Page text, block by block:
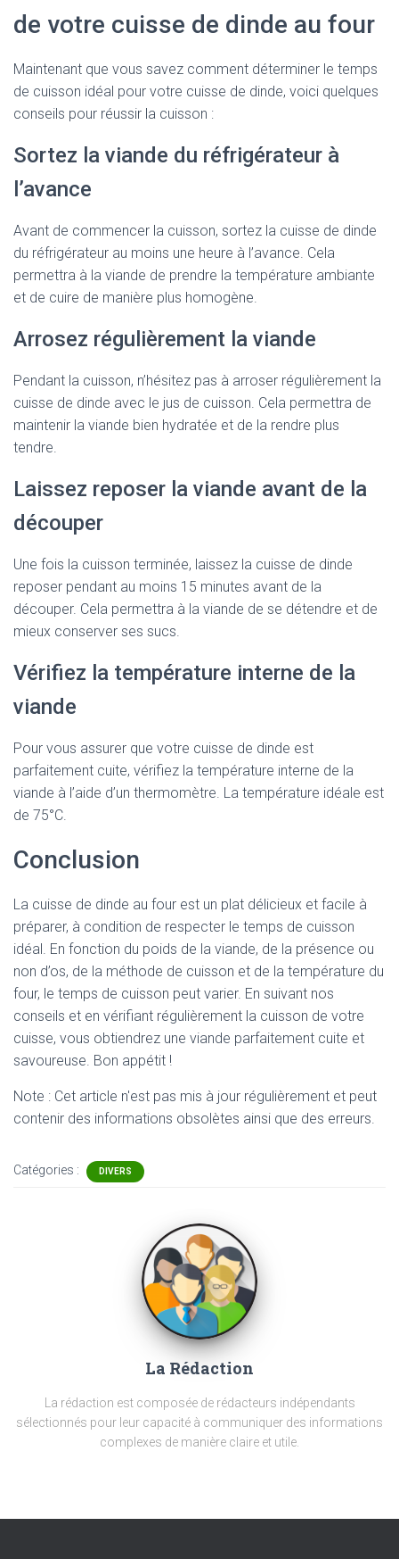
de votre cuisse de dinde au four
Maintenant que vous savez comment déterminer le temps
de cuisson idéal pour votre cuisse de dinde, voici quelques
conseils pour réussir la cuisson :
Sortez la viande du réfrigérateur à
l’avance
Avant de commencer la cuisson, sortez la cuisse de dinde
du réfrigérateur au moins une heure à l’avance. Cela
permettra à la viande de prendre la température ambiante
et de cuire de manière plus homogène.
Arrosez régulièrement la viande
Pendant la cuisson, n’hésitez pas à arroser régulièrement la
cuisse de dinde avec le jus de cuisson. Cela permettra de
maintenir la viande bien hydratée et de la rendre plus
tendre.
Laissez reposer la viande avant de la
découper
Une fois la cuisson terminée, laissez la cuisse de dinde
reposer pendant au moins 15 minutes avant de la
découper. Cela permettra à la viande de se détendre et de
mieux conserver ses sucs.
Vérifiez la température interne de la
viande
Pour vous assurer que votre cuisse de dinde est
parfaitement cuite, vérifiez la température interne de la
viande à l’aide d’un thermomètre. La température idéale est
de 75°C.
Conclusion
La cuisse de dinde au four est un plat délicieux et facile à
préparer, à condition de respecter le temps de cuisson
idéal. En fonction du poids de la viande, de la présence ou
non d’os, de la méthode de cuisson et de la température du
four, le temps de cuisson peut varier. En suivant nos
conseils et en vérifiant régulièrement la cuisson de votre
cuisse, vous obtiendrez une viande parfaitement cuite et
savoureuse. Bon appétit !
Note : Cet article n'est pas mis à jour régulièrement et peut
contenir des informations obsolètes ainsi que des erreurs.
Catégories : DIVERS
La Rédaction
La rédaction est composée de rédacteurs indépendants
sélectionnés pour leur capacité à communiquer des informations
complexes de manière claire et utile.